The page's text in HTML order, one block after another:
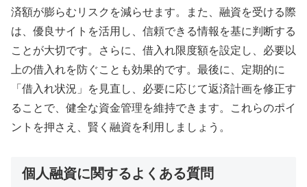
済額が膨らむリスクを減らせます。また、融資を受ける際
は、優良サイトを活用し、信頼できる情報を基に判断する
ことが大切です。さらに、借入れ限度額を設定し、必要以
上の借入れを防ぐことも効果的です。最後に、定期的に
「借入れ状況」を見直し、必要に応じて返済計画を修正す
ることで、健全な資金管理を維持できます。これらのポイ
ントを押さえ、賢く融資を利用しましょう。
個人融資に関するよくある質問